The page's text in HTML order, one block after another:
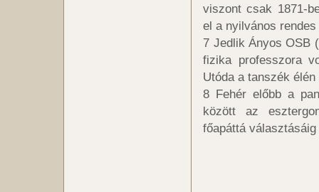
viszont csak 1871-
el a nyilvános
7 Jedlik Ányos OSB
fizika professzora
Utóda a tanszék
8 Fehér előbb a
között az
főapáttá